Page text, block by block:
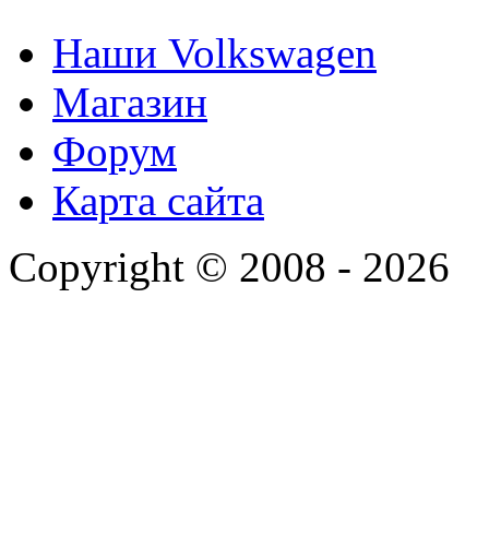
Наши Volkswagen
Магазин
Форум
Карта сайта
Copyright © 2008 - 2026